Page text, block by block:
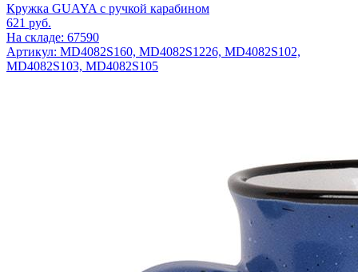
Кружка GUAYA с ручкой карабином
621 руб.
На складе: 67590
Артикул: MD4082S160, MD4082S1226, MD4082S102,
MD4082S103, MD4082S105